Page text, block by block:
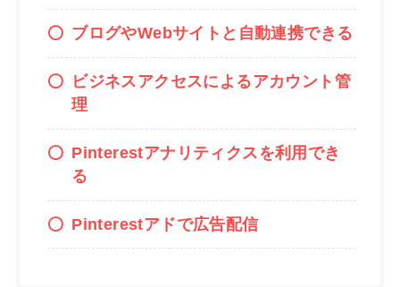
ブログやWebサイトと自動連携できる
ビジネスアクセスによるアカウント管
理
Pinterestアナリティクスを利用でき
る
Pinterestアドで広告配信